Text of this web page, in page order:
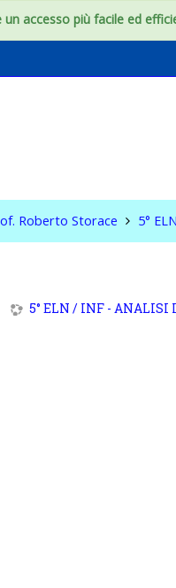
accesso più facile ed
Roberto Storace 5°
5° ELN / INF - ANALISI